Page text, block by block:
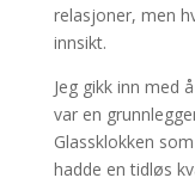
relasjoner, men
innsikt.
Jeg gikk inn med
var en
Glassklokken
hadde en tidløs